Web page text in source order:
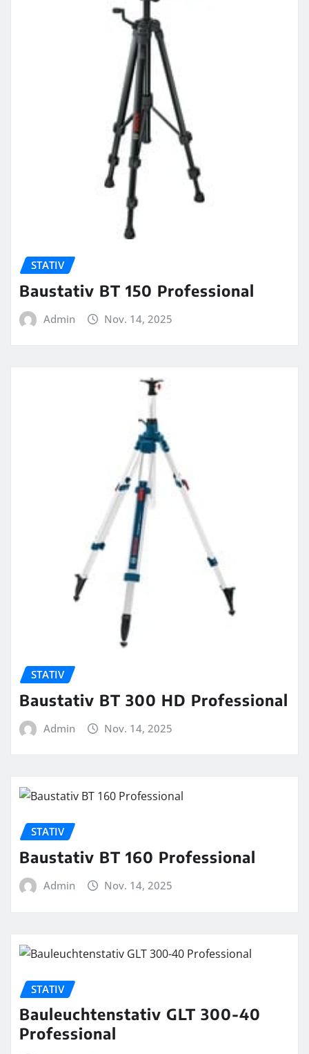
STATIV
Baustativ BT 150 Professional
Admin Nov. 14, 2025
STATIV
Baustativ BT 300 HD Professional
Admin Nov. 14, 2025
STATIV
Baustativ BT 160 Professional
Admin Nov. 14, 2025
STATIV
Bauleuchtenstativ GLT 300-40
Professional